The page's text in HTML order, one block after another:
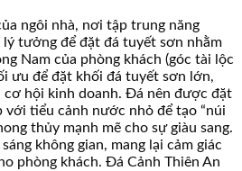
ngôi nhà, nơi tập trung năng
lý tưởng để đặt đá tuyết sơn nhằm
Nam của phòng khách (góc tài lộc
ưu để đặt khối đá tuyết sơn lớn,
cơ hội kinh doanh. Đá nên được đặt
với tiểu cảnh nước nhỏ để tạo “núi
thủy mạnh mẽ cho sự giàu sang.
không gian, mang lại cảm giác
phòng khách. Đá Cảnh Thiên An